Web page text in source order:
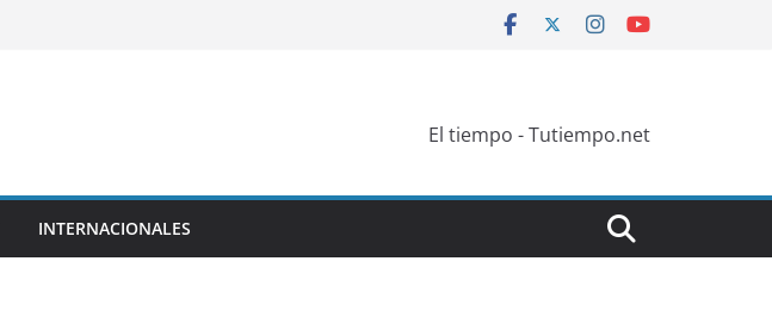
El tiempo - Tutiempo.net
INTERNACIONALES